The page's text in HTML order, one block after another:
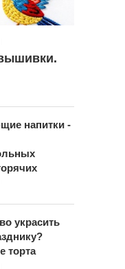
напитки -
украсить
торта